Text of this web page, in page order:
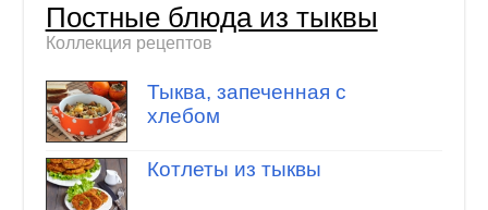
Постные блюда из тыквы
Коллекция рецептов
Тыква, запеченная с
хлебом
Котлеты из тыквы